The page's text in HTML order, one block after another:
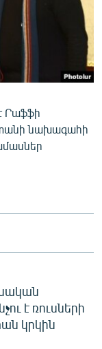
Րաֆֆի
նախագահի
է ռուսների
կրկին